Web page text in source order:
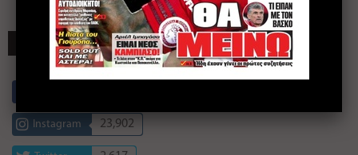
ΣΥΝΔΕΘΕΙΤΕ
Instagram 23,902